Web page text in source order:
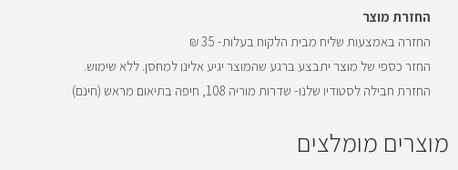
החזרת מוצר
החזרה באמצעות שליח מבית הלקוח בעלות- 35 ₪
החזר כספי של מוצר יתבצע ברגע שהמוצר יגיע אלינו למחסן. ללא שימוש.
החזרת חבילה לסטודיו שלנו- שדרות מוריה 108, חיפה בתיאום מראש (חינם)
מוצרים מומלצים